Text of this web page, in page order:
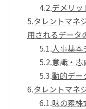
4.2.デメリッ
5.タレントマネ
用されるデータ
5.1.人事基本
5.2.意識・志
5.3.動的デー
6.タレントマネ
6.1.味の素株